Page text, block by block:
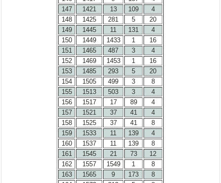
147
1421 13 109
4
148
1425 281 5
20
149
1445 11 131
4
150
1449 1433 1
16
151
1465 487 3
4
152
1469 1453 1
16
153
1485 293 5
20
154
1505 499 3
8
155
1513 503 3
4
156
1517 17 89
4
157
1521 37 41
4
158
1525 37 41
8
159
1533 11 139
4
160
1537 11 139
8
161
1545 21 73
12
162
1557 1549 1
8
163
1565 9 173
8